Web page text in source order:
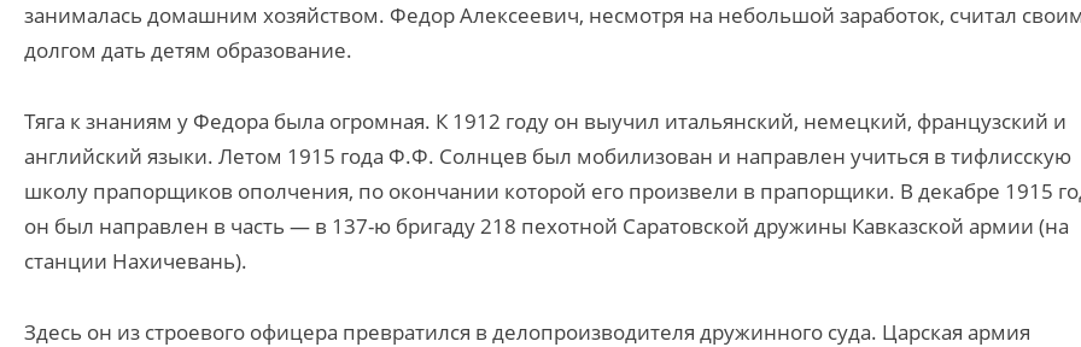
занималась домашним хозяйством. Федор Алексеевич, несмотря на небольшой заработок, считал
долгом дать детям образование.
Тяга к знаниям у Федора была огромная. К 1912 году он выучил итальянский, немецкий, французский и
английский языки. Летом 1915 года Ф.Ф. Солнцев был мобилизован и направлен учиться в тифлисскую
школу прапорщиков ополчения, по окончании которой его произвели в прапорщики. В декабре 1915
он был направлен в часть — в 137-ю бригаду 218 пехотной Саратовской дружины Кавказской армии (на
станции Нахичевань).
Здесь он из строевого офицера превратился в делопроизводителя дружинного суда. Царская армия